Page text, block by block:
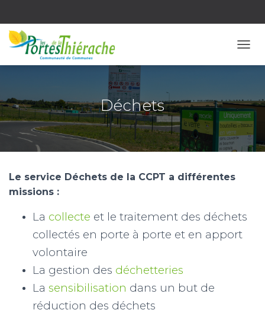
Déchets
Le service Déchets de la CCPT a différentes
missions :
La collecte et le traitement des déchets
collectés en porte à porte et en apport
volontaire
La gestion des déchetteries
La sensibilisation dans un but de
réduction des déchets